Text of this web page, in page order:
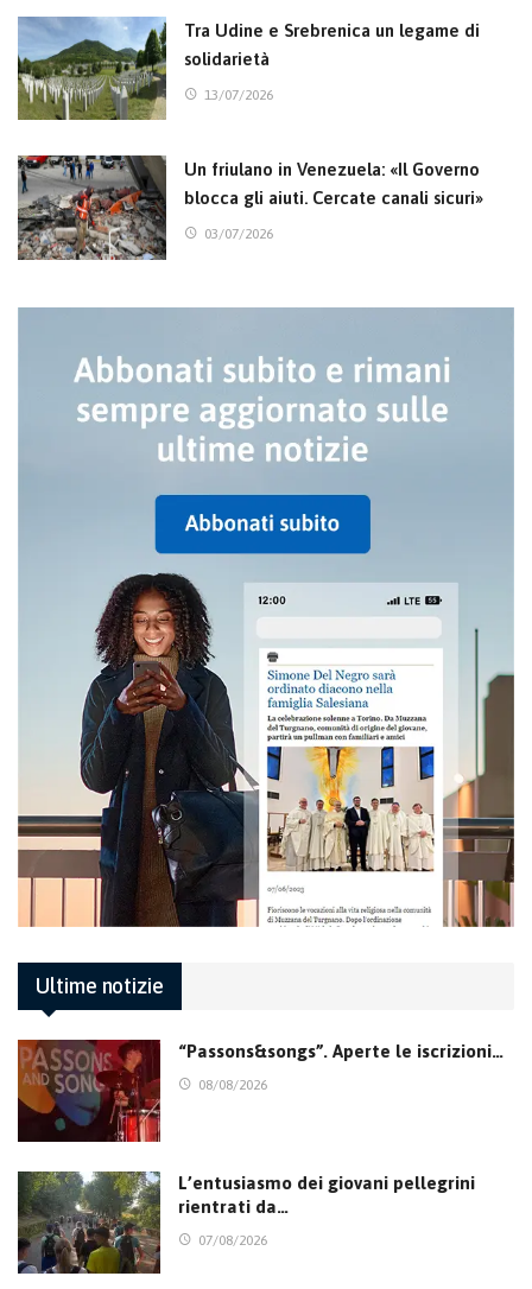
Tra Udine e Srebrenica un legame di
solidarietà
13/07/2026
Un friulano in Venezuela: «Il Governo
blocca gli aiuti. Cercate canali sicuri»
03/07/2026
Ultime notizie
“Passons&songs”. Aperte le iscrizioni…
08/08/2026
L’entusiasmo dei giovani pellegrini
rientrati da…
07/08/2026